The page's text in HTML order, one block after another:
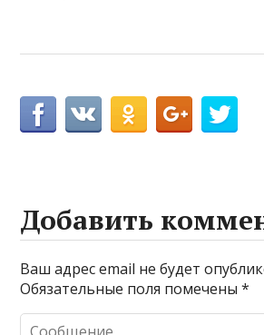
Добавить
Ваш адрес email не будет
Обязательные поля помечены*